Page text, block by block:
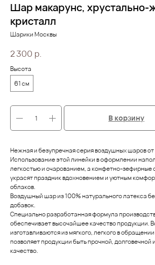
Шар макарунс, хрустально-
кристалл
Шарики Москвы
2 300 р.
Высота
61 см
В корзину
Нежная и безупречная серия воздушных шаров
Использование этой линейки в оформлении
легкостью и очарованием, а конфетно-зефирные
украсят праздник вдохновением и уютным
облаков.
Воздушный шар из 100% натурального латекса
добавок.
Специально разработанная формула
обеспечивает высочайшее качество продукции.
изготавливаются из мягкого, легкого в
позволяет продукции быть прочной, долговечной
качество.